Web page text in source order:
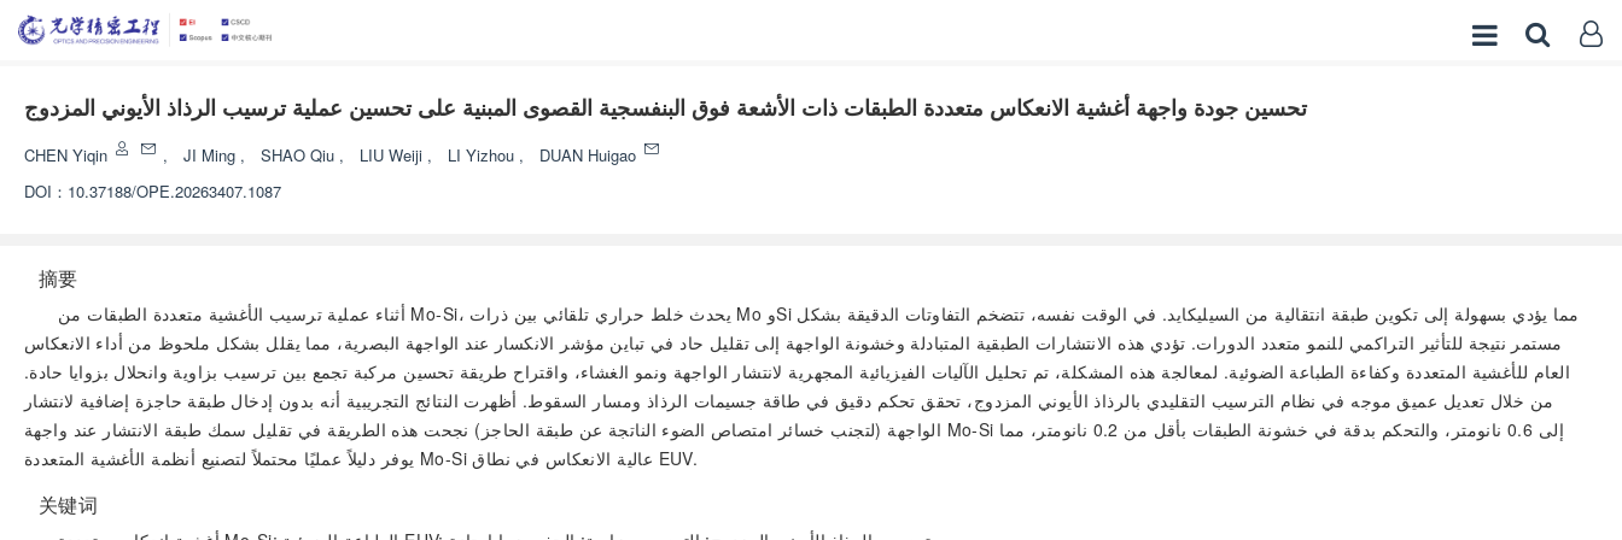
تحسين جودة واجهة أغشية الانعكاس متعددة الطبقات ذات الأشعة فوق البنفسجية القصوى المبنية على تحسين عملية ترسيب الرذاذ الأيوني المزدوج
CHEN Yiqin , JI Ming , SHAO Qiu , LIU Weiji , LI Yizhou ,
DUAN Huigao
DOI： 10.37188/OPE.20263407.1087
摘要
أثناء عملية ترسيب الأغشية متعددة الطبقات من Mo-Si، يحدث خلط حراري تلقائي بين ذرات Mo وSi مما يؤدي بسهولة إلى تكوين طبقة انتقالية من السيليكايد. في الوقت نفسه، تتضخم التفاوتات الدقيقة بشكل
مستمر نتيجة للتأثير التراكمي للنمو متعدد الدورات. تؤدي هذه الانتشارات الطبقية المتبادلة وخشونة الواجهة إلى تقليل حاد في تباين مؤشر الانكسار عند الواجهة البصرية، مما يقلل بشكل ملحوظ من أداء الانعكاس
العام للأغشية المتعددة وكفاءة الطباعة الضوئية. لمعالجة هذه المشكلة، تم تحليل الآليات الفيزيائية المجهرية لانتشار الواجهة ونمو الغشاء، واقتراح طريقة تحسين مركبة تجمع بين ترسيب بزاوية وانحلال بزوايا حادة.
من خلال تعديل عميق موجه في نظام الترسيب التقليدي بالرذاذ الأيوني المزدوج، تحقق تحكم دقيق في طاقة جسيمات الرذاذ ومسار السقوط. أظهرت النتائج التجريبية أنه بدون إدخال طبقة حاجزة إضافية لانتشار
الواجهة (لتجنب خسائر امتصاص الضوء الناتجة عن طبقة الحاجز) نجحت هذه الطريقة في تقليل سمك طبقة الانتشار عند واجهة Mo-Si إلى 0.6 نانومتر، والتحكم بدقة في خشونة الطبقات بأقل من 0.2 نانومتر، مما
يوفر دليلاً عمليًا محتملاً لتصنيع أنظمة الأغشية المتعددة Mo-Si عالية الانعكاس في نطاق EUV.
关键词